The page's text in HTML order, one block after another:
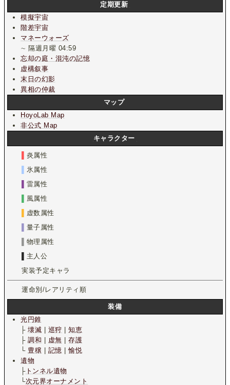
定期更新
模擬宇宙
階差宇宙
マネーウォーズ
∼ 隔週月曜 04:59
忘却の庭・混沌の記憶
虚構叙事
末日の幻影
異相の仲裁
マップ
HoyoLab Map
非公式 Map
キャラクター
炎属性
氷属性
雷属性
風属性
虚数属性
量子属性
物理属性
主人公
実装予定キャラ
運命別/レアリティ順
装備
光円錐
├壊滅 巡狩 |知恵
├調和 虚無 |存護
└ 豊穣 記憶 |愉悦
遺物
├トンネル遺物
└次元界オーナメント